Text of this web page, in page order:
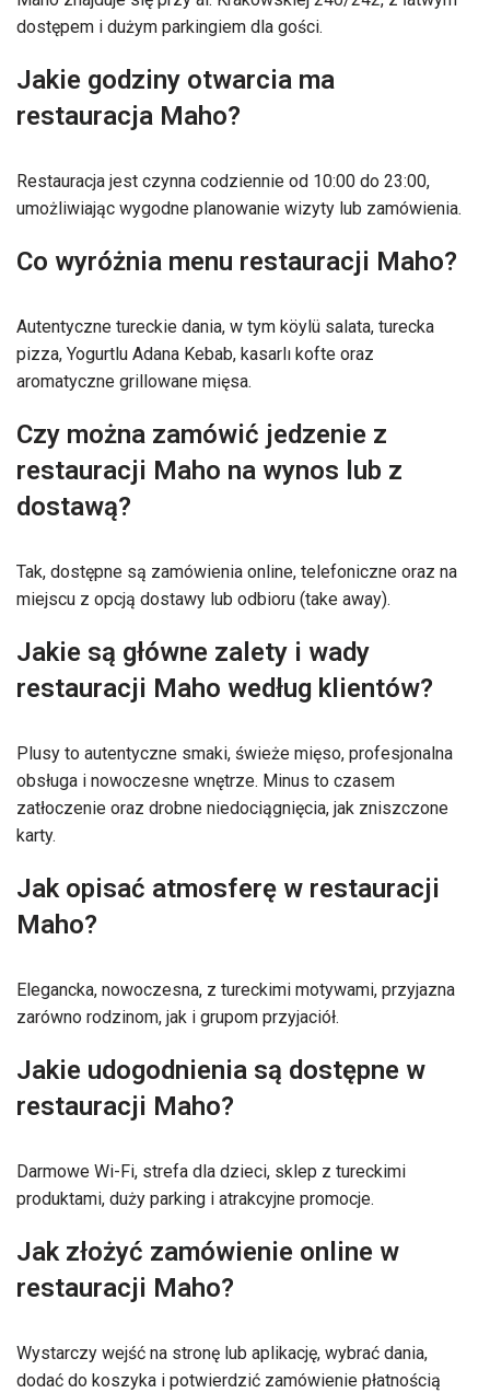
dostępem i dużym parkingiem dla gości.
Jakie godziny otwarcia ma
restauracja Maho?
Restauracja jest czynna codziennie od 10:00 do 23:00,
umożliwiając wygodne planowanie wizyty lub zamówienia.
Co wyróżnia menu restauracji Maho?
Autentyczne tureckie dania, w tym köylü salata, turecka
pizza, Yogurtlu Adana Kebab, kasarlı kofte oraz
aromatyczne grillowane mięsa.
Czy można zamówić jedzenie z
restauracji Maho na wynos lub z
dostawą?
Tak, dostępne są zamówienia online, telefoniczne oraz na
miejscu z opcją dostawy lub odbioru (take away).
Jakie są główne zalety i wady
restauracji Maho według klientów?
Plusy to autentyczne smaki, świeże mięso, profesjonalna
obsługa i nowoczesne wnętrze. Minus to czasem
zatłoczenie oraz drobne niedociągnięcia, jak zniszczone
karty.
Jak opisać atmosferę w restauracji
Maho?
Elegancka, nowoczesna, z tureckimi motywami, przyjazna
zarówno rodzinom, jak i grupom przyjaciół.
Jakie udogodnienia są dostępne w
restauracji Maho?
Darmowe Wi-Fi, strefa dla dzieci, sklep z tureckimi
produktami, duży parking i atrakcyjne promocje.
Jak złożyć zamówienie online w
restauracji Maho?
Wystarczy wejść na stronę lub aplikację, wybrać dania,
dodać do koszyka i potwierdzić zamówienie płatnością